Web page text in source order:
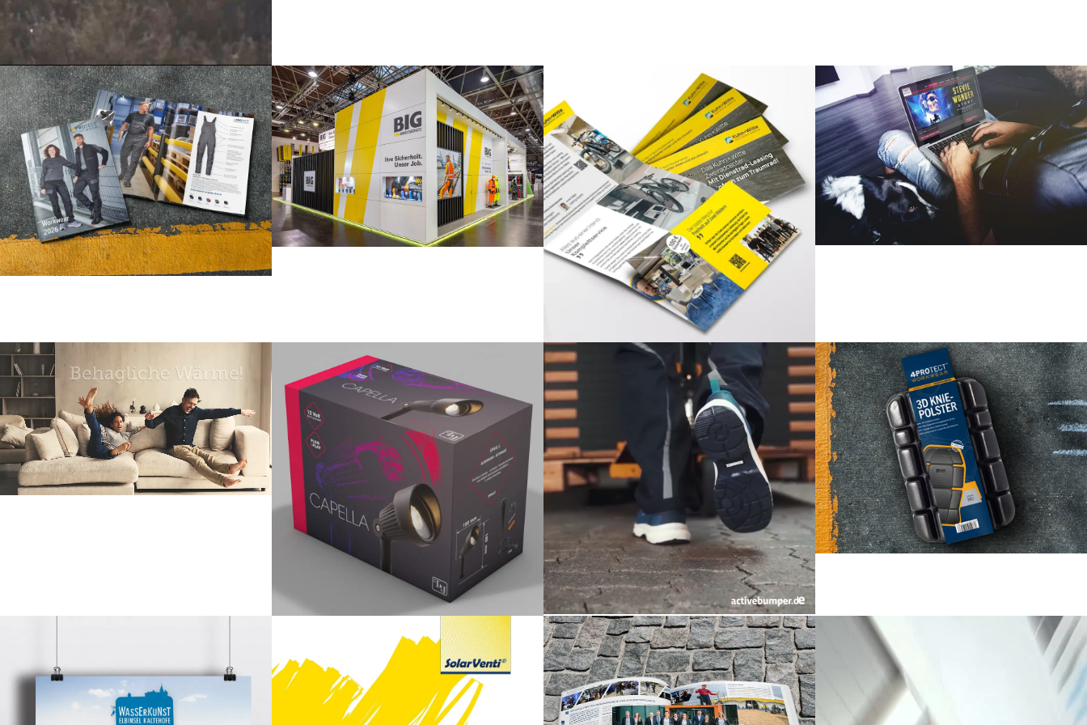
Database Publishing Print Verpackungs
Design
360° Kommunikation im Raum
Direktmarketing Print
3D Visualisierung Corporate Design Database
Publishing
Verpackungs Design
Verpackungs Design
Corporate Design Markenentwicklung Print
Corporate Design Print Webdesign
360° Kommunikation im Raum